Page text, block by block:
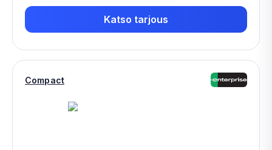
Katso tarjous
Compact